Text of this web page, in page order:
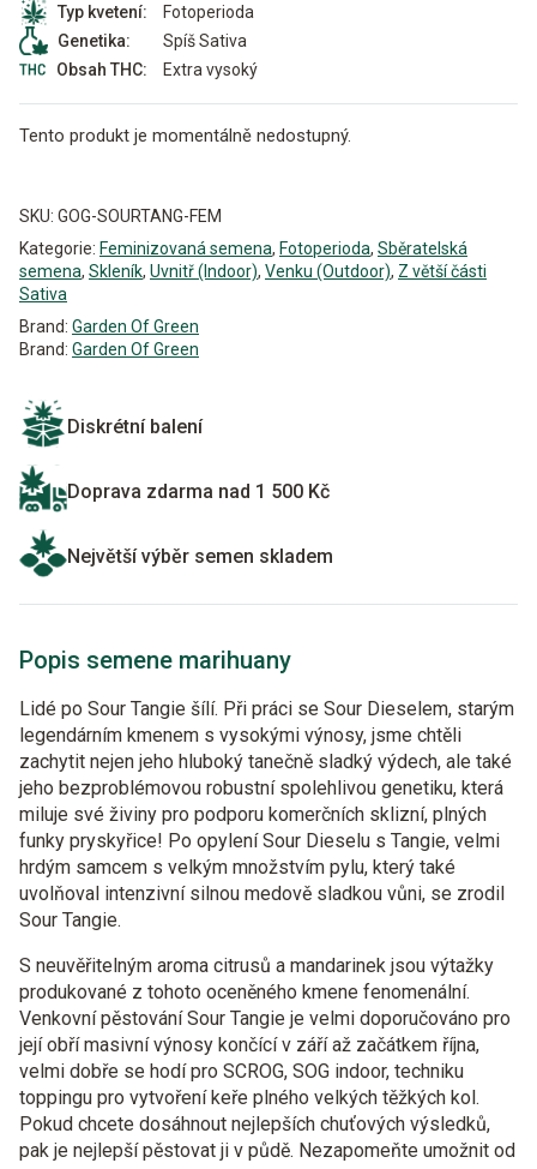
Typ kvetení:
Fotoperioda
Genetika:
Spíš Sativa
Obsah THC:
Extra vysoký
Tento produkt je momentálně nedostupný.
SKU: GOG-SOURTANG-FEM
Kategorie: Feminizovaná semena, Fotoperioda, Sběratelská
semena, Skleník, Uvnitř (Indoor), Venku (Outdoor), Z větší části
Sativa
Brand: Garden Of Green
Brand: Garden Of Green
Diskrétní balení
Doprava zdarma nad 1 500 Kč
Největší výběr semen skladem
Popis semene marihuany
Lidé po Sour Tangie šílí. Při práci se Sour Dieselem, starým
legendárním kmenem s vysokými výnosy, jsme chtěli
zachytit nejen jeho hluboký tanečně sladký výdech, ale také
jeho bezproblémovou robustní spolehlivou genetiku, která
miluje své živiny pro podporu komerčních sklizní, plných
funky pryskyřice! Po opylení Sour Dieselu s Tangie, velmi
hrdým samcem s velkým množstvím pylu, který také
uvolňoval intenzivní silnou medově sladkou vůni, se zrodil
Sour Tangie.
S neuvěřitelným aroma citrusů a mandarinek jsou výtažky
produkované z tohoto oceněného kmene fenomenální.
Venkovní pěstování Sour Tangie je velmi doporučováno pro
její obří masivní výnosy končící v září až začátkem října,
velmi dobře se hodí pro SCROG, SOG indoor, techniku
toppingu pro vytvoření keře plného velkých těžkých kol.
Pokud chcete dosáhnout nejlepších chuťových výsledků,
pak je nejlepší pěstovat ji v půdě. Nezapomeňte umožnit od